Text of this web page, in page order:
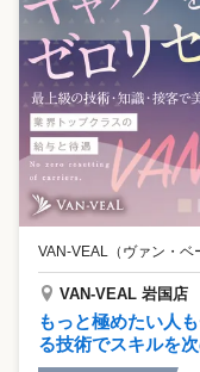
VAN-VEAL（ヴァン・ベ
VAN-VEAL 岩国店
もっと極めたい人
る技術でスキルを次